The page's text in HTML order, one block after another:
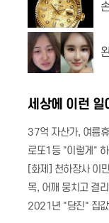
세상에 이런 일
37억 자산가, 여름
로또1등 "이렇게"
목, 어깨 뭉치고 결
2021년 "당진" 집